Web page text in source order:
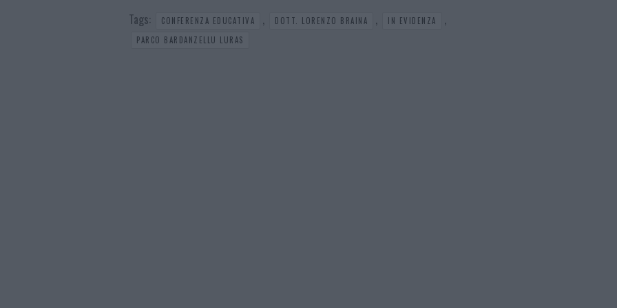
Tags: CONFERENZA EDUCATIVA , DOTT. LORENZO BRAINA , IN EVIDENZA ,
PARCO BARDANZELLU LURAS